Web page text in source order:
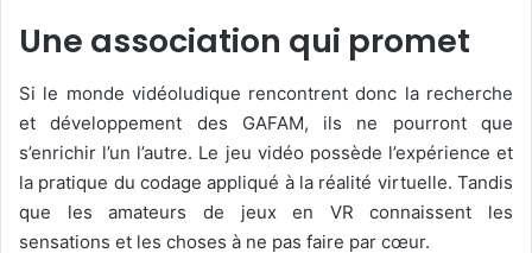
Une association qui promet
Si le monde vidéoludique rencontrent donc la recherche
et développement des GAFAM, ils ne pourront que
s’enrichir l’un l’autre. Le jeu vidéo possède l’expérience et
la pratique du codage appliqué à la réalité virtuelle. Tandis
que les amateurs de jeux en VR connaissent les
sensations et les choses à ne pas faire par cœur.